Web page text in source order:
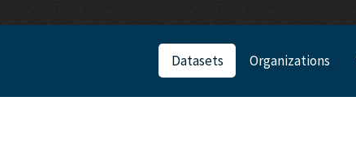
Datasets Organizations